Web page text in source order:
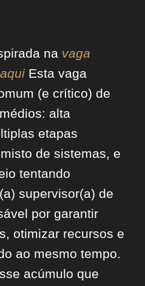
na vaga
Esta vaga
(e crítico) de
alta
etapas
de sistemas, e
tentando
supervisor(a) de
por garantir
otimizar recursos e
ao mesmo tempo.
acúmulo que